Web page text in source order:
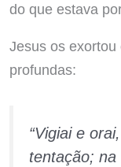
do que estava
Jesus os
profundas:
“Vigiai e
tentação;